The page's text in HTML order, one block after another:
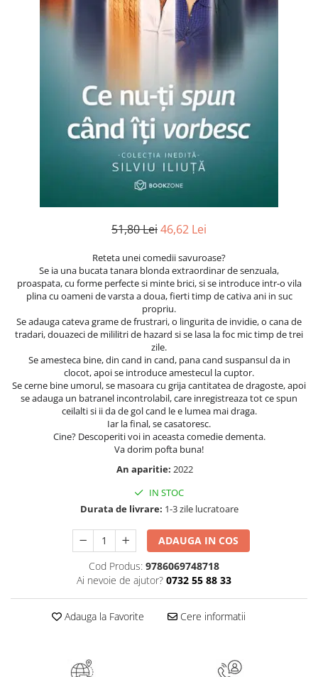
Audiobook
ScienceConnection
Senzatii/Thriller
Teens Book Club
Instrumente si Truse Geometrie
COLOREAZA CU PRIETENII
De colorat
Sa coloram cu Nicol
Codul copiilor de succes
Copii 0-7 ani
Dezvoltare personala
Kids Book Club
Legende istorice
Elevi de 10 plus
Lecturi Scolare
Lumea Copilariei
Ma pregatesc pentru scoala
Manuale - Carte Scolara
Clasa a II-a
Clasa pregatitoare
Povesti - Basme - Legende
Puzzle-uri
51,80 Lei46,62 Lei
Reteta unei comedii savuroase?
Se ia una bucata tanara blonda extraordinar de senzuala,
proaspata, cu forme perfecte si minte brici, si se introduce intr-o vila
plina cu oameni de varsta a doua, fierti timp de cativa ani in suc
propriu.
Se adauga cateva grame de frustrari, o lingurita de invidie, o cana de
tradari, douazeci de mililitri de hazard si se lasa la foc mic timp de trei
zile.
Se amesteca bine, din cand in cand, pana cand suspansul da in
clocot, apoi se introduce amestecul la cuptor.
Se cerne bine umorul, se masoara cu grija cantitatea de dragoste, apoi
se adauga un batranel incontrolabil, care inregistreaza tot ce spun
ceilalti si ii da de gol cand le e lumea mai draga.
Iar la final, se casatoresc.
Cine? Descoperiti voi in aceasta comedie dementa.
Va dorim pofta buna!
An aparitie: 2022
IN STOC
Durata de livrare: 1-3 zile lucratoare
ADAUGA IN COS
Cod Produs: 9786069748718
Ai nevoie de ajutor? 0732 55 88 33
Adauga la Favorite Cere informatii